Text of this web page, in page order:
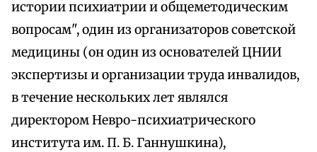
истории психиатрии и общеметодическим
вопросам", один из организаторов советской
медицины (он один из основателей ЦНИИ
экспертизы и организации труда инвалидов,
в течение нескольких лет являлся
директором Невро-психиатрического
института им. П. Б. Ганнушкина),